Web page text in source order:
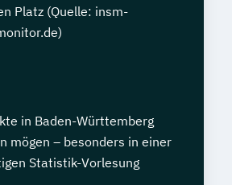
Platz (Quelle: insm-
in Baden-Württemberg
mögen – besonders in einer
Statistik-Vorlesung